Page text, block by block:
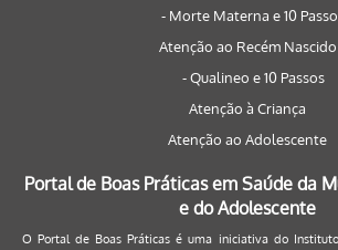
- Morte Materna e 10
Atenção ao Recém Nascido
- Qualineo e 10 Passos
Atenção à Criança
Atenção ao Adolescente
Portal de Boas Práticas em Saúde da
e do Adolescente
O Portal de Boas Práticas é uma iniciativa do